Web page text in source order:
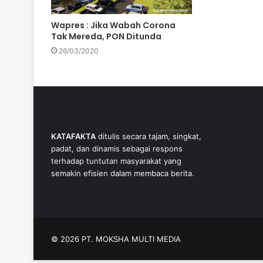
Wapres : Jika Wabah Corona
Tak Mereda, PON Ditunda
26/03/2020
KATAFAKTA ditulis secara tajam, singkat,
padat, dan dinamis sebagai respons
terhadap tuntutan masyarakat yang
semakin efisien dalam membaca berita.
© 2026 PT. MOKSHA MULTI MEDIA